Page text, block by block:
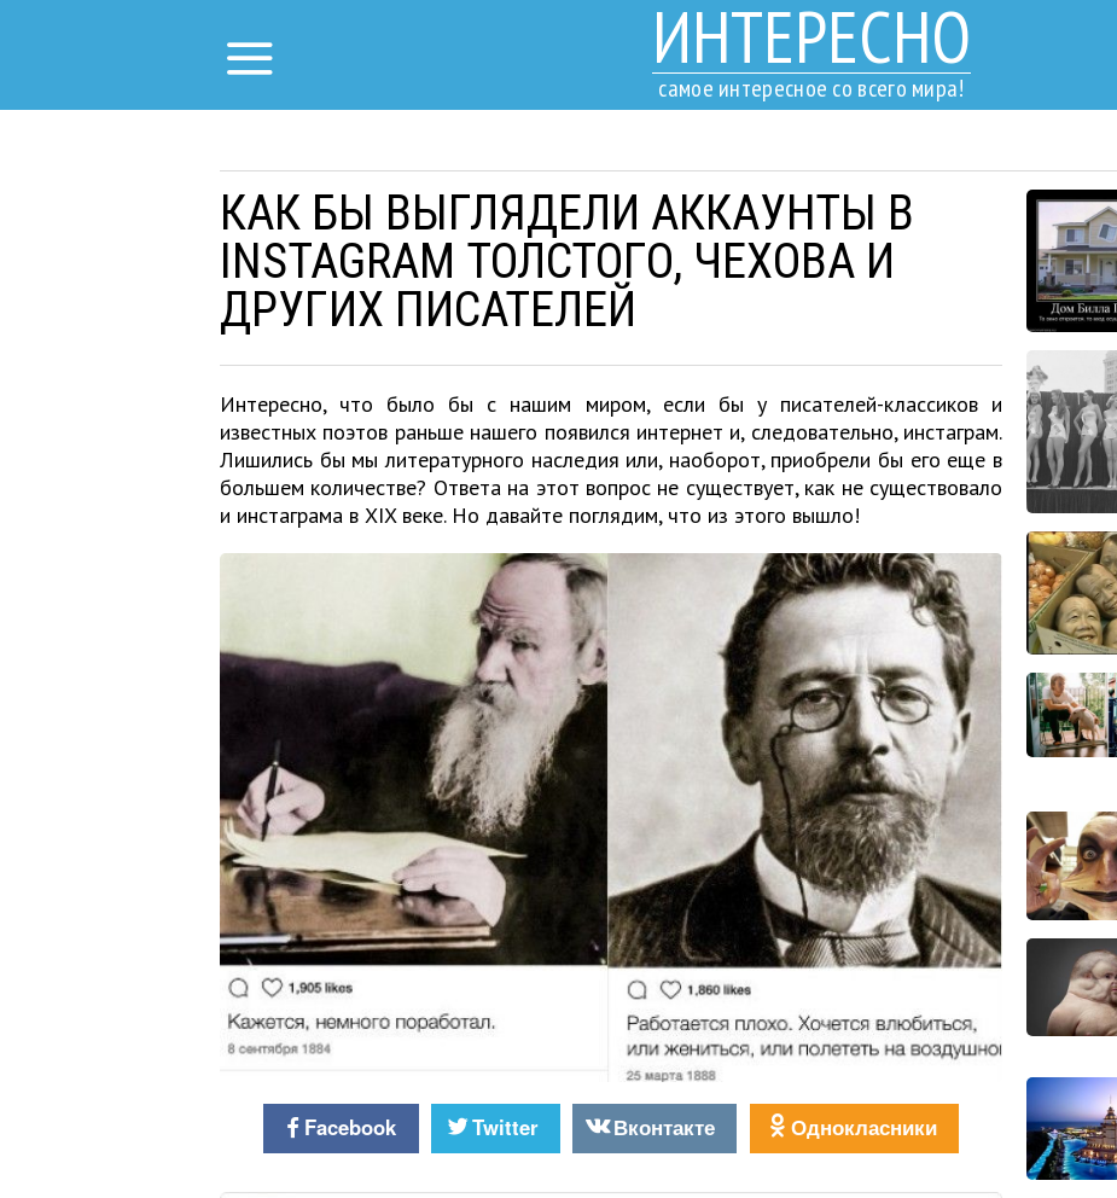
ИНТЕРЕСНО
самое интересное со всего мира!
КАК БЫ ВЫГЛЯДЕЛИ АККАУНТЫ В
INSTAGRAM ТОЛСТОГО, ЧЕХОВА И
ДРУГИХ ПИСАТЕЛЕЙ
Интересно, что было бы с нашим миром, если бы у писателей-классиков и
известных поэтов раньше нашего появился интернет и, следовательно, инстаграм.
Лишились бы мы литературного наследия или, наоборот, приобрели бы его еще в
большем количестве? Ответа на этот вопрос не существует, как не существовало
и инстаграма в XIX веке. Но давайте поглядим, что из этого вышло!
Facebook Twitter Вконтакте Однокласники